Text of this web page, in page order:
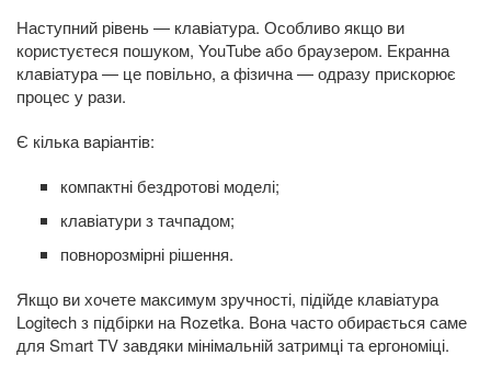
Наступний рівень — клавіатура. Особливо якщо ви
користуєтеся пошуком, YouTube або браузером. Екранна
клавіатура — це повільно, а фізична — одразу прискорює
процес у рази.
Є кілька варіантів:
компактні бездротові моделі;
клавіатури з тачпадом;
повнорозмірні рішення.
Якщо ви хочете максимум зручності, підійде клавіатура
Logitech з підбірки на Rozetka. Вона часто обирається саме
для Smart TV завдяки мінімальній затримці та ергономіці.